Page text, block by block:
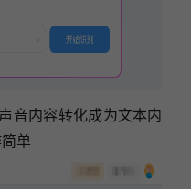
音内容转化成为文本内
单